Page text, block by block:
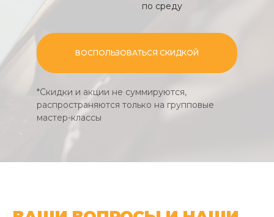
*Скидки и акции не суммируются,
распространяются только на групповые
мастер-классы
ВОСПОЛЬЗОВАТЬСЯ СКИДКОЙ
по среду